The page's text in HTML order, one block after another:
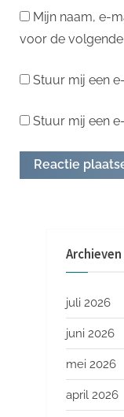
Mijn naam, e-
voor de volgende
Stuur mij een
Stuur mij een
Archieven
juli 2026
juni 2026
mei 2026
april 2026